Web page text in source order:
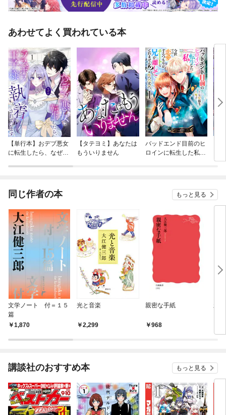
あわせてよく買われている本
【単行本】おデブ悪女
に転生したら、なぜか
【タテヨミ】あなたは
もういりません
バッドエンド目前のヒ
ロインに転生した私、
同じ作者の本 もっと見る
文学ノート 付＝１５
篇
1,870
光と音楽
2,299
親密な手紙
968
新
講談社のおすすめ本 もっと見る